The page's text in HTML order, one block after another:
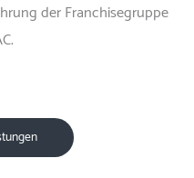
der Franchisegruppe